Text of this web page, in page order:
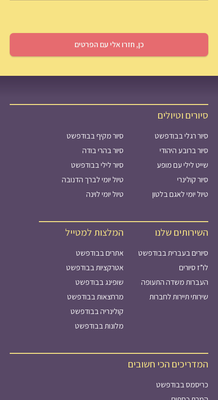
סיורים וטיולים
סיור רגלי בבודפשט
סיור מקיף בבודפשט
סיור ברובע היהודי
סיור בהרי בודה
שייט לילי עם מופע
סיור לילי בבודפשט
סיור קולינרי
טיול יומי לברך הדנובה
טיול יומי לאגם בלטון
טיול יומי לוינה
השירותים שלנו
סיורים בעברית בבודפשט
לו”ז סיורים
העברות משדה התעופה
שירותי תיירות לחברות
המלצות למטייל
אתרים בבודפשט
אטרקציות בבודפשט
שופינג בבודפשט
מרחצאות בבודפשט
קולינריה בבודפשט
מלונות בבודפשט
המדריכים הכי חשובים
כריסמס בבודפשט